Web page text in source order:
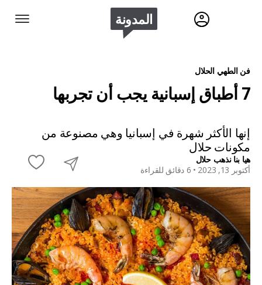
المدونة
فن الطهي الحلال
7 أطباق إسبانية يجب أن تجربها
إنها الأكثر شهرة في إسبانيا وهي مصنوعة من
مكونات حلال
هيا بنا نذهب حلال
أكتوبر 13, 2023 •
6 دقائق للقراءة